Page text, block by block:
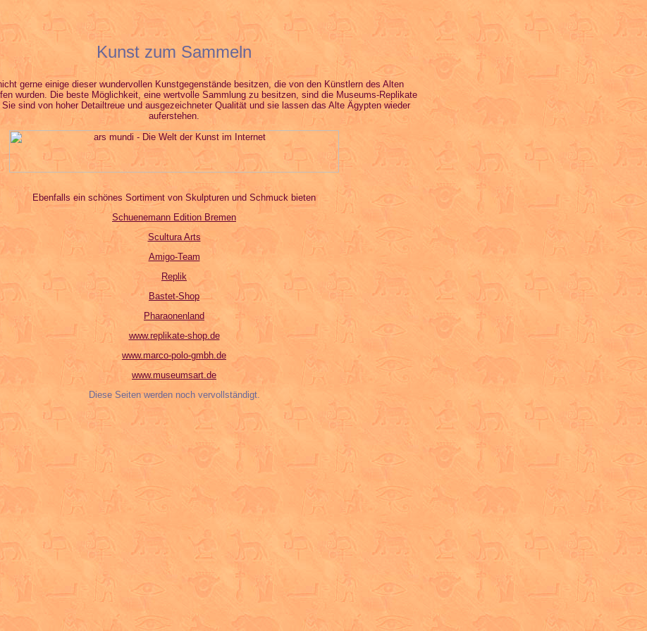
Kunst zum Sammeln
gerne einige dieser wundervollen Kunstgegenstände besitzen, die von den Künstlern des Alten
wurden. Die beste Möglichkeit, eine wertvolle Sammlung zu besitzen, sind die Museums-Replikate
sind von hoher Detailtreue und ausgezeichneter Qualität und sie lassen das Alte Ägypten wieder
auferstehen.
Ebenfalls ein schönes Sortiment von Skulpturen und Schmuck bieten
Schuenemann Edition Bremen
Scultura Arts
Amigo-Team
Replik
Bastet-Shop
Pharaonenland
www.replikate-shop.de
www.marco-polo-gmbh.de
www.museumsart.de
Diese Seiten werden noch vervollständigt.